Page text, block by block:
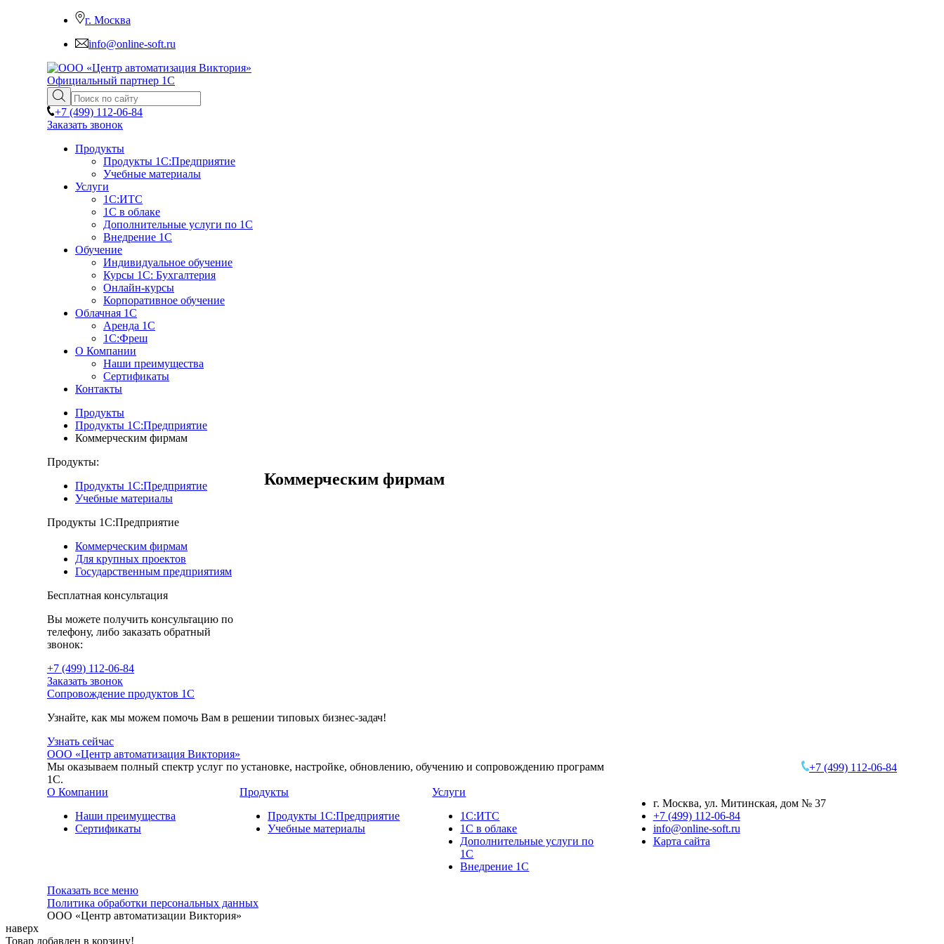
г. Москва
info@online-soft.ru
Официальный партнер 1С
+7 (499) 112-06-84
Заказать звонок
Продукты
Продукты 1С:Предприятие
Учебные материалы
Услуги
1С:ИТС
1С в облаке
Дополнительные услуги по 1С
Внедрение 1С
Обучение
Индивидуальное обучение
Курсы 1С: Бухгалтерия
Онлайн-курсы
Корпоративное обучение
Облачная 1С
Аренда 1С
1С:Фреш
О Компании
Наши преимущества
Сертификаты
Контакты
Продукты
Продукты 1С:Предприятие
Коммерческим фирмам
Продукты:
Продукты 1С:Предприятие
Учебные материалы
Продукты 1С:Предприятие
Коммерческим фирмам
Для крупных проектов
Государственным предприятиям
Бесплатная консультация
Вы можете получить консультацию по
телефону, либо заказать обратный
звонок:
+7 (499) 112-06-84
Заказать звонок
Коммерческим фирмам
Сопровождение продуктов 1C
Узнайте, как мы можем помочь Вам в решении типовых бизнес-задач!
Узнать сейчас
ООО «Центр автоматизация Виктория»
Мы оказываем полный спектр услуг по установке, настройке, обновлению, обучению и сопровождению программ
1С.
+7 (499) 112-06-84
О Компании
Наши преимущества
Сертификаты
Продукты
Продукты 1С:Предприятие
Учебные материалы
Услуги
1С:ИТС
1С в облаке
Дополнительные услуги по
1С
Внедрение 1С
Показать все меню
Политика обработки персональных данных
г. Москва, ул. Митинская, дом № 37
+7 (499) 112-06-84
info@online-soft.ru
Карта сайта
ООО «Центр автоматизации Виктория»
наверх
Товар добавлен в корзину!